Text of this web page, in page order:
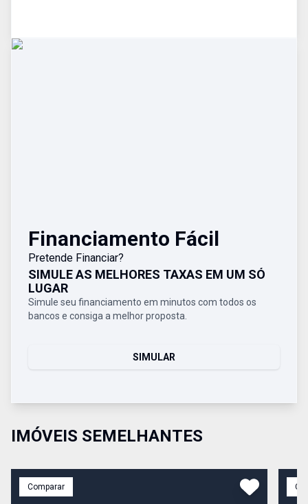
Financiamento Fácil
Pretende Financiar?
SIMULE AS MELHORES TAXAS EM UM SÓ
LUGAR
Simule seu financiamento em minutos com todos os
bancos e consiga a melhor proposta.
SIMULAR
IMÓVEIS SEMELHANTES
Comparar